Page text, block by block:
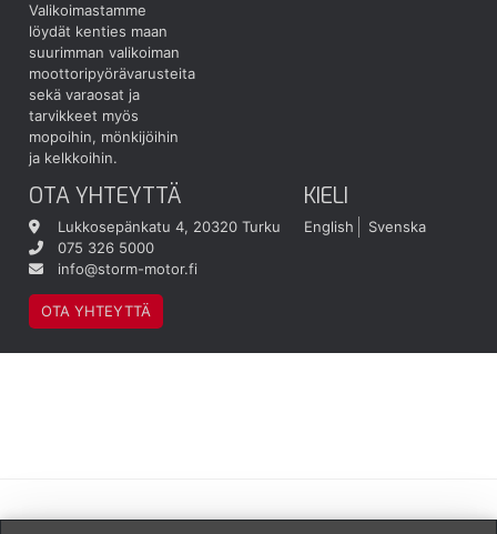
Valikoimastamme
löydät kenties maan
suurimman valikoiman
moottoripyörävarusteita
sekä varaosat ja
tarvikkeet myös
mopoihin, mönkijöihin
ja kelkkoihin.
OTA YHTEYTTÄ
Lukkosepänkatu 4, 20320 Turku
075 326 5000
info@storm-motor.fi
OTA YHTEYTTÄ
KIELI
English Svenska